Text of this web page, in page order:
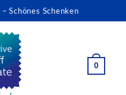
– Schönes Schenken
0